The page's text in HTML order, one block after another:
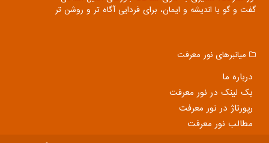
گفت و گو با اندیشه و ایمان، برای فردایی آگاه تر و روشن تر
میانبرهای نور معرفت
درباره ما
بک لینک در نور معرفت
رپورتاژ در نور معرفت
مطالب نور معرفت